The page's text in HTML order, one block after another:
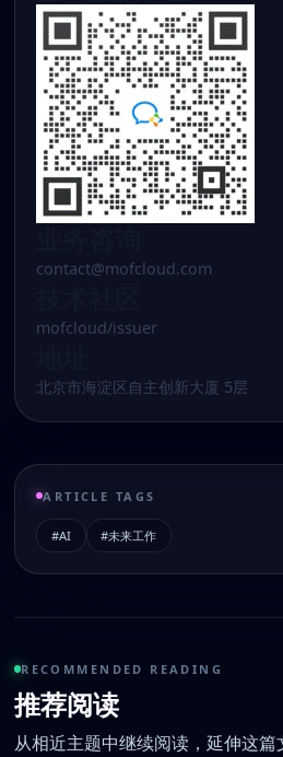
contact@mofcloud.com
mofcloud/issuer
北京市海淀区自主创新大厦 5层
ARTICLE TAGS
#AI #未来工作
RECOMMENDED READING
推荐阅读
从相近主题中继续阅读，延伸这